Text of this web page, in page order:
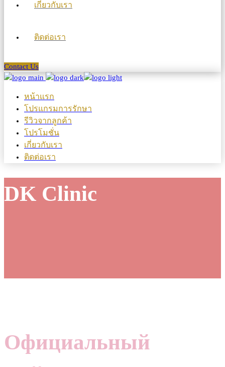
เกี่ยวกับเรา
ติดต่อเรา
Contact Us
หน้าแรก
โปรแกรมการรักษา
รีวิวจากลูกค้า
โปรโมชั่น
เกี่ยวกับเรา
ติดต่อเรา
DK Clinic
Официальный